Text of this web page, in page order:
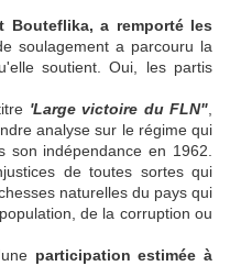
Bouteflika, a remporté les
soulagement a parcouru la
soutient. Oui, les partis
'Large victoire du FLN"
analyse sur le régime qui
indépendance en 1962.
de toutes sortes qui
naturelles du pays qui
de la corruption ou
participation estimée à